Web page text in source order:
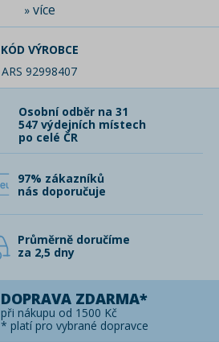
» více
KÓD VÝROBCE
ARS 92998407
Osobní odběr na 31
547 výdejních místech
po celé ČR
97% zákazníků
nás doporučuje
Průměrně doručíme
za 2,5 dny
DOPRAVA ZDARMA*
při nákupu od 1500 Kč
* platí pro vybrané dopravce